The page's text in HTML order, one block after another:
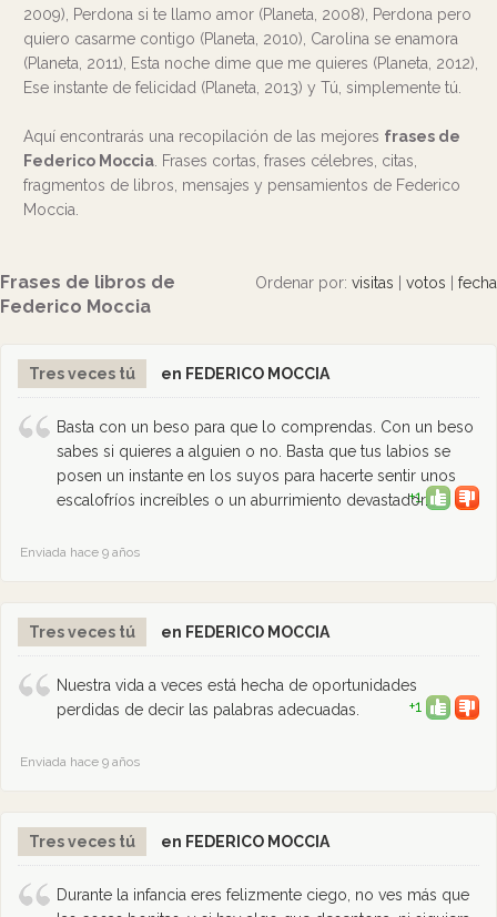
2009), Perdona si te llamo amor (Planeta, 2008), Perdona pero
quiero casarme contigo (Planeta, 2010), Carolina se enamora
(Planeta, 2011), Esta noche dime que me quieres (Planeta, 2012),
Ese instante de felicidad (Planeta, 2013) y Tú, simplemente tú.
Aquí encontrarás una recopilación de las mejores frases de
Federico Moccia . Frases cortas, frases célebres, citas,
fragmentos de libros, mensajes y pensamientos de Federico
Moccia.
Ordenar por: visitas votos fecha
Frases de libros de
Federico Moccia
Tres veces tú en FEDERICO MOCCIA
Basta con un beso para que lo comprendas. Con un beso
sabes si quieres a alguien o no. Basta que tus labios se
posen un instante en los suyos para hacerte sentir unos
escalofríos increíbles o un aburrimiento devastador.
+1
Enviada hace 9 años
Tres veces tú en FEDERICO MOCCIA
Nuestra vida a veces está hecha de oportunidades
perdidas de decir las palabras adecuadas.
+1
Enviada hace 9 años
Tres veces tú en FEDERICO MOCCIA
Durante la infancia eres felizmente ciego, no ves más que